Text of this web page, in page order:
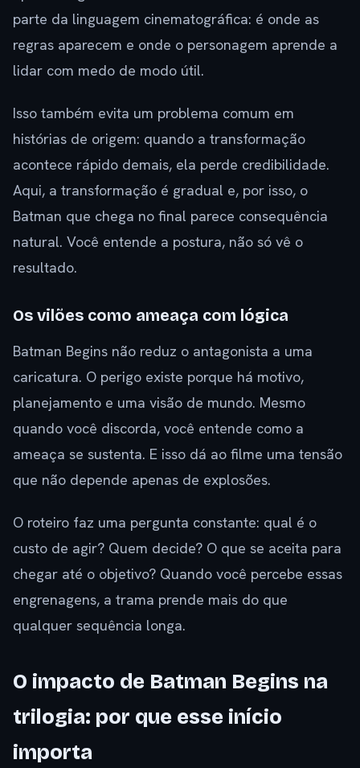
parte da linguagem cinematográfica: é onde as
regras aparecem e onde o personagem aprende a
lidar com medo de modo útil.
Isso também evita um problema comum em
histórias de origem: quando a transformação
acontece rápido demais, ela perde credibilidade.
Aqui, a transformação é gradual e, por isso, o
Batman que chega no final parece consequência
natural. Você entende a postura, não só vê o
resultado.
Os vilões como ameaça com lógica
Batman Begins não reduz o antagonista a uma
caricatura. O perigo existe porque há motivo,
planejamento e uma visão de mundo. Mesmo
quando você discorda, você entende como a
ameaça se sustenta. E isso dá ao filme uma tensão
que não depende apenas de explosões.
O roteiro faz uma pergunta constante: qual é o
custo de agir? Quem decide? O que se aceita para
chegar até o objetivo? Quando você percebe essas
engrenagens, a trama prende mais do que
qualquer sequência longa.
O impacto de Batman Begins na
trilogia: por que esse início
importa